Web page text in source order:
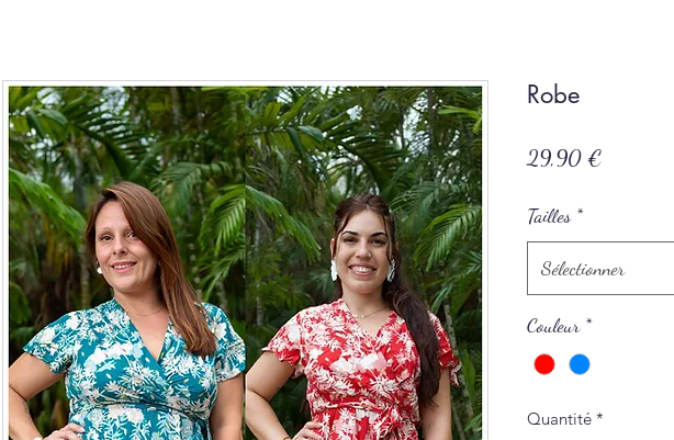
Robe
29,90 €
Tailles *
Sélectionner
Couleur *
Quantité *